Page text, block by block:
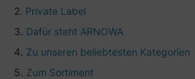
Private Label
Dafür steht ARNOWA
Zu unseren beliebtesten Kategorien
Zum Sortiment